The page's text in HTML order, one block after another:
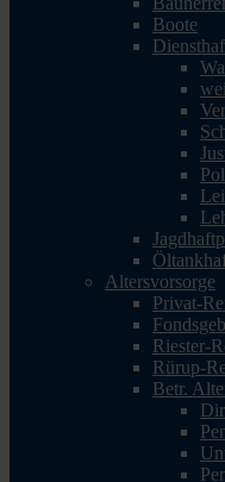
Boote
Altersvorsorge
Privat-
Riester-
Rürup-
Betr.